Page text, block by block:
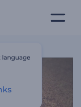
language